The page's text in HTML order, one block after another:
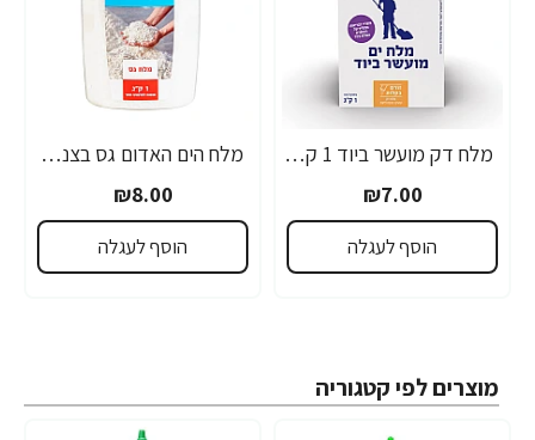
מלח דק מועשר ביוד 1 ק"ג - מבית מלח הארץ
₪7.00
הוסף לעגלה
מלח הים האדום גס בצנצנת 1 ק״ג - מבית מלח הארץ
₪8.00
הוסף לעגלה
מוצרים לפי קטגוריה